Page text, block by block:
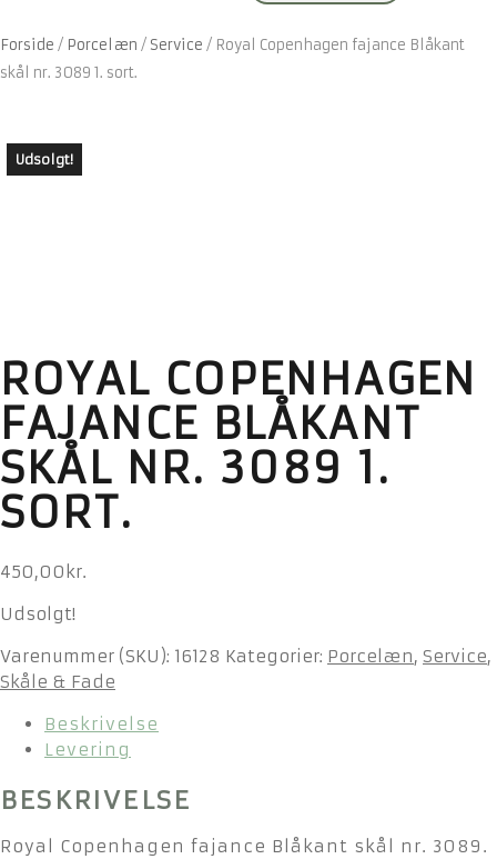
Forside / Porcelæn / Service / Royal Copenhagen fajance Blåkant
skål nr. 3089 1. sort.
Udsolgt!
ROYAL COPENHAGEN
FAJANCE BLÅKANT
SKÅL NR. 3089 1.
SORT.
450,00 kr.
Udsolgt!
Varenummer (SKU): 16128 Kategorier: Porcelæn, Service,
Skåle & Fade
Beskrivelse
Levering
BESKRIVELSE
Royal Copenhagen fajance Blåkant skål nr. 3089.